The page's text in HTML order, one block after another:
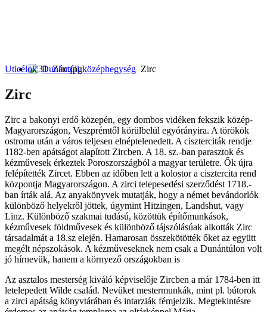
Uticélok Dunántúli-középhegység Zirc
Zirc
Zirc a bakonyi erdő közepén, egy dombos vidéken fekszik közép-
Magyarországon, Veszprémtől körülbelül egyórányira. A törökök
ostroma után a város teljesen elnéptelenedett. A ciszterciták rendje
1182-ben apátságot alapított Zircben. A 18. sz.-ban parasztok és
kézművesek érkeztek Poroszországból a magyar területre. Ők újra
felépítették Zircet. Ebben az időben lett a kolostor a cisztercita rend
központja Magyarországon. A zirci telepesedési szerződést 1718.-
ban írták alá. Az anyakönyvek mutatják, hogy a német bevándorlók
különböző helyekről jöttek, úgymint Hitzingen, Landshut, vagy
Linz. Különböző szakmai tudású, közöttük építőmunkások,
kézművesek földművesek és különböző tájszólásúak alkották Zirc
társadalmát a 18.sz elején. Hamarosan összekötötték őket az együtt
megélt népszokások. A kézműveseknek nem csak a Dunántúlon volt
jó hírnevük, hanem a környező országokban is
Az asztalos mesterség kiváló képviselője Zircben a már 1784-ben itt
letelepedett Wilde család. Nevüket mestermunkák, mint pl. bútorok
a zirci apátság könyvtárában és intarziák fémjelzik. Megtekintésre